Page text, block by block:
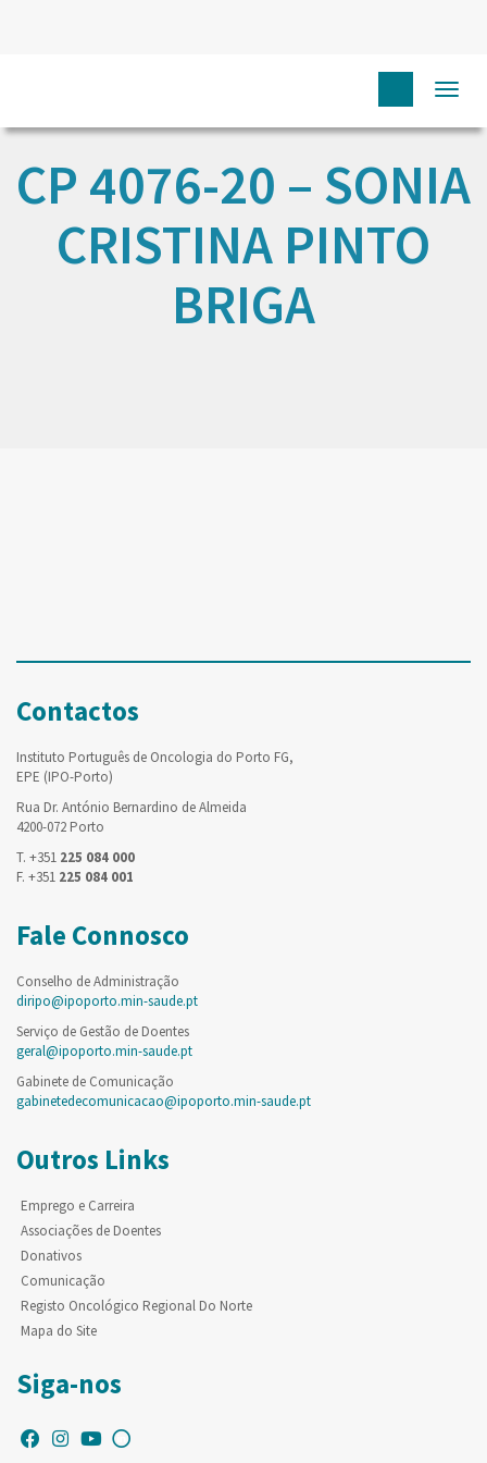
CP 4076-20 – SONIA
CRISTINA PINTO
BRIGA
Contactos
Instituto Português de Oncologia do Porto FG,
EPE (IPO-Porto)
Rua Dr. António Bernardino de Almeida
4200-072 Porto
T. +351 225 084 000
F. +351 225 084 001
Fale Connosco
Conselho de Administração
diripo@ipoporto.min-saude.pt
Serviço de Gestão de Doentes
geral@ipoporto.min-saude.pt
Gabinete de Comunicação
gabinetedecomunicacao@ipoporto.min-saude.pt
Outros Links
Emprego e Carreira
Associações de Doentes
Donativos
Comunicação
Registo Oncológico Regional Do Norte
Mapa do Site
Siga-nos